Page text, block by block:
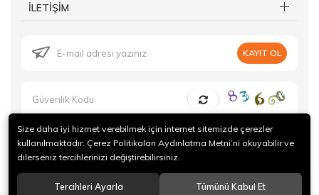
İLETİŞİM
KAYIT OL
© 2019 Forte Gurme Tüm hakları saklıdır.
Size daha iyi hizmet verebilmek için internet sitemizde çerezler
kullanılmaktadır. Çerez Politikaları Aydınlatma Metni’ni okuyabilir ve
dilerseniz tercihlerinizi değiştirebilirsiniz.
Tercihleri Ayarla Tümünü Kabul Et